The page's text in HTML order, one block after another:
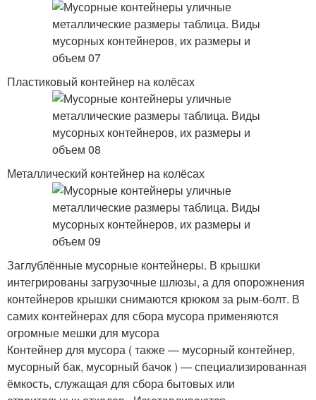
Пластиковый контейнер на колёсах
Металлический контейнер на колёсах
Заглублённые мусорные контейнеры. В крышки
интегрированы загрузочные шлюзы, а для опорожнения
контейнеров крышки снимаются крюком за рым-болт. В
самих контейнерах для сбора мусора применяются
огромные мешки для мусора
Контейнер для мусора ( также — мусорный контейнер,
мусорный бак, мусорный бачок ) — специализированная
ёмкость, служащая для сбора бытовых или